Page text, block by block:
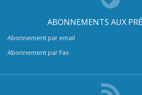
ABONNEMENTS AUX
Abonnement par email
Abonnement par Fax